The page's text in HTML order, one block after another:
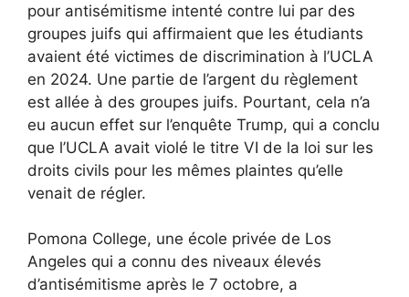
pour antisémitisme intenté contre lui par des
groupes juifs qui affirmaient que les étudiants
avaient été victimes de discrimination à l’UCLA
en 2024. Une partie de l’argent du règlement
est allée à des groupes juifs. Pourtant, cela n’a
eu aucun effet sur l’enquête Trump, qui a conclu
que l’UCLA avait violé le titre VI de la loi sur les
droits civils pour les mêmes plaintes qu’elle
venait de régler.
Pomona College, une école privée de Los
Angeles qui a connu des niveaux élevés
d’antisémitisme après le 7 octobre, a